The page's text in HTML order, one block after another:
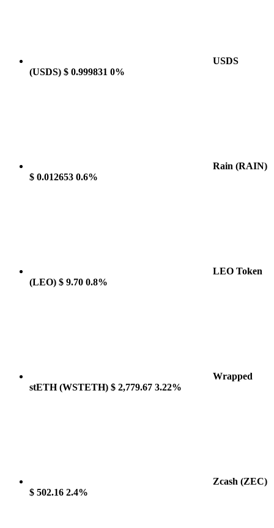
USDS
(USDS) $ 0.999831 0%
Rain (RAIN)
$ 0.012653 0.6%
LEO Token
(LEO) $ 9.70 0.8%
Wrapped
stETH(WSTETH) $ 2,779.67 3.22%
Zcash (ZEC)
$ 502.16 2.4%